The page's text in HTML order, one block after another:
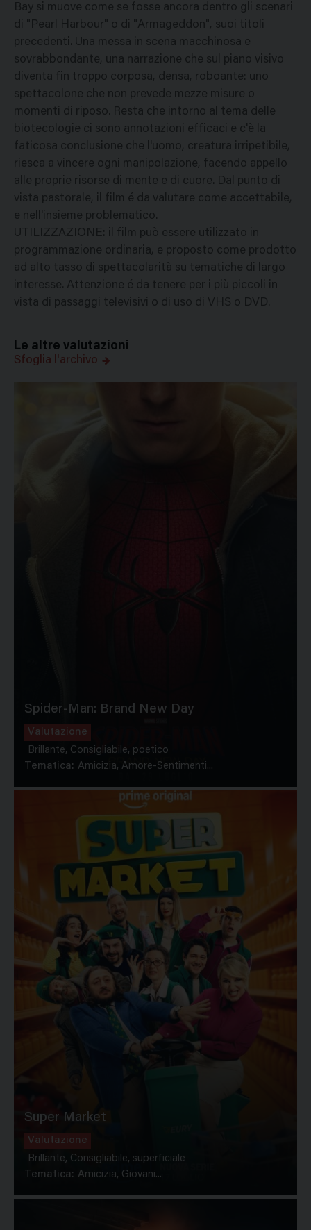
Bay si muove come se fosse ancora dentro gli scenari
di "Pearl Harbour" o di "Armageddon", suoi titoli
precedenti. Una messa in scena macchinosa e
sovrabbondante, una narrazione che sul piano visivo
diventa fin troppo corposa, densa, roboante: uno
spettacolone che non prevede mezze misure o
momenti di riposo. Resta che intorno al tema delle
biotecologie ci sono annotazioni efficaci e c'è la
faticosa conclusione che l'uomo, creatura irripetibile,
riesca a vincere ogni manipolazione, facendo appello
alle proprie risorse di mente e di cuore. Dal punto di
vista pastorale, il film é da valutare come accettabile,
e nell'insieme problematico.
UTILIZZAZIONE: il film può essere utilizzato in
programmazione ordinaria, e proposto come prodotto
ad alto tasso di spettacolarità su tematiche di largo
interesse. Attenzione é da tenere per i più piccoli in
vista di passaggi televisivi o di uso di VHS o DVD.
Le altre valutazioni
Sfoglia l'archivo
Spider-Man: Brand New Day
Valutazione
Brillante, Consigliabile, poetico
Tematica: Amicizia, Amore-Sentimenti...
Super Market
Valutazione
Brillante, Consigliabile, superficiale
Tematica: Amicizia, Giovani...